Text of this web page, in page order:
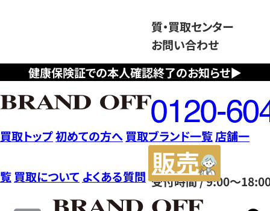
健康保険証での本人確認終了のお知らせ▶
質・買取センター
お問い合わせ
フ
リ
ー
ダ
イ
ヤ
ル
0120604117
受付時間 / 9:00～
買取トップ初めての方へ 買取ブランド一覧店舗一
覧 買取について よくある質問
サ